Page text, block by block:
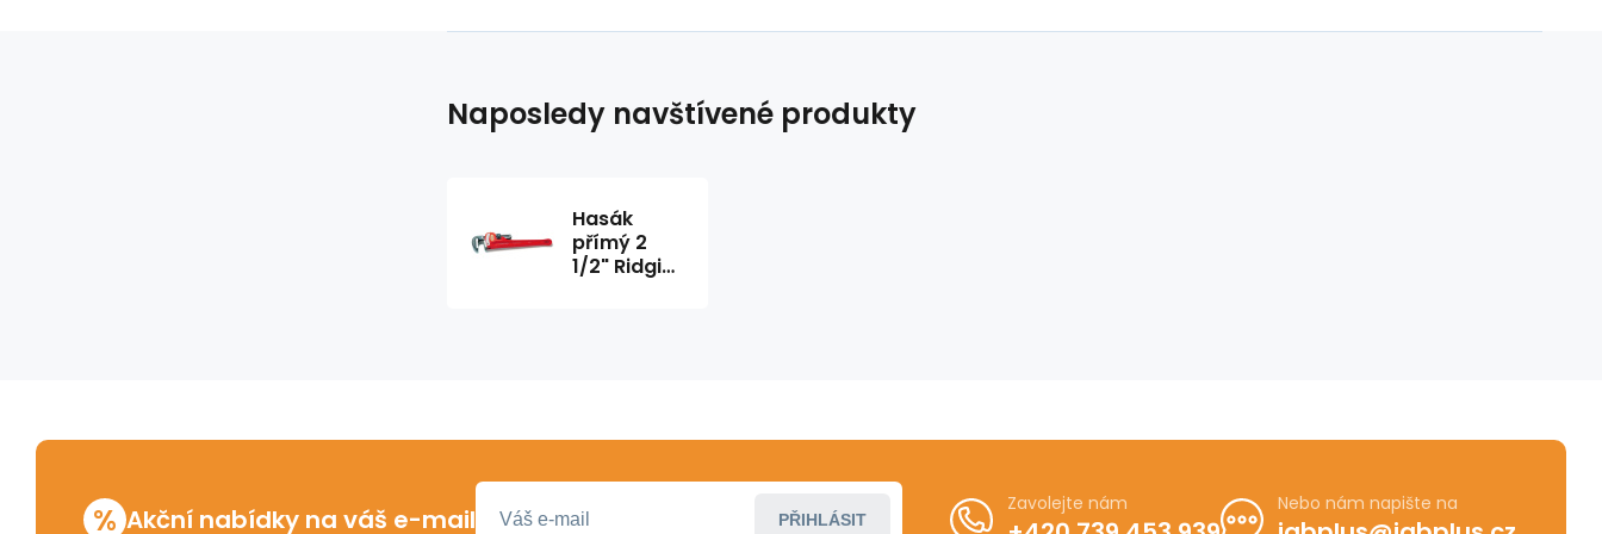
Naposledy navštívené produkty
Hasák
přímý 2
1/2" Ridgid
% Akční nabídky na váš e-mail PŘIHLÁSIT
Zavolejte nám Nebo nám napište na